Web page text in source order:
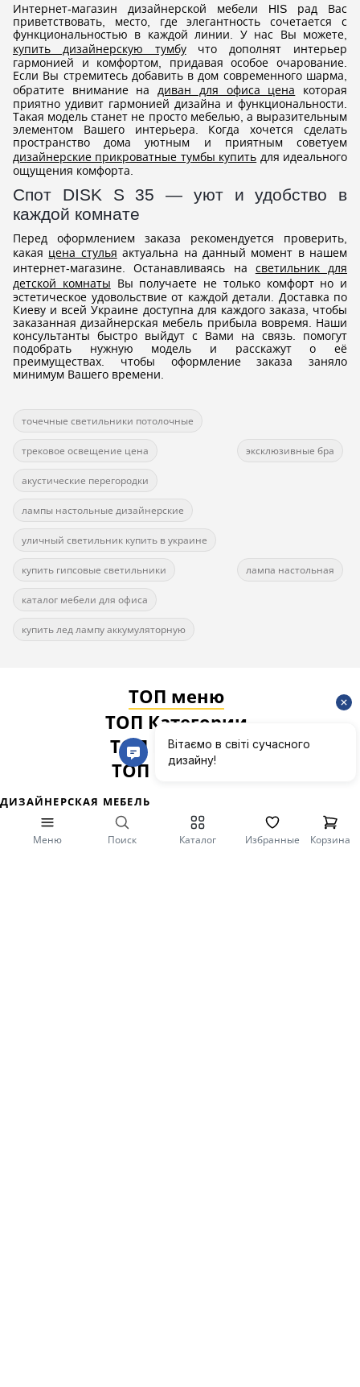
Интернет-магазин дизайнерской мебели HIS рад Вас
приветствовать, место, где элегантность сочетается с
функциональностью в каждой линии. У нас Вы можете,
купить дизайнерскую тумбучто дополнят интерьер
гармонией и комфортом, придавая особое очарование.
Если Вы стремитесь добавить в дом современного шарма,
обратите внимание надиван для офиса цена которая
приятно удивит гармонией дизайна и функциональности.
Такая модель станет не просто мебелью, а выразительным
элементом Вашего интерьера. Когда хочется сделать
пространство дома уютным и приятным советуем
дизайнерские прикроватные тумбы купить для идеального
ощущения комфорта.
Спот DISK S 35 — уют и удобство в
каждой комнате
Перед оформлением заказа рекомендуется проверить,
какая цена стулья актуальна на данный момент в нашем
интернет-магазине. Останавливаясь на светильник для
детской комнаты Вы получаете не только комфорт но и
эстетическое удовольствие от каждой детали. Доставка по
Киеву и всей Украине доступна для каждого заказа, чтобы
заказанная дизайнерская мебель прибыла вовремя. Наши
консультанты быстро выйдут с Вами на связь. помогут
подобрать нужную модель и расскажут о её
преимуществах. чтобы оформление заказа заняло
минимум Вашего времени.
точечные светильники потолочные
трековое освещение цена эксклюзивные бра
акустические перегородки
лампы настольные дизайнерские
уличный светильник купить в украине
купить гипсовые светильники лампа настольная
каталог мебели для офиса
купить лед лампу аккумуляторную
ТОП меню
ТОП Категории
ТОП Карточки
ТОП Фильтры
Меню Поиск Каталог Избранные Корзина